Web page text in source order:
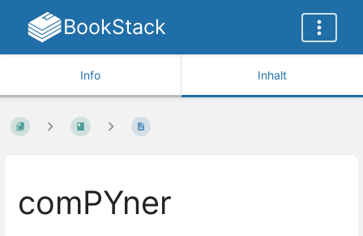
BookStack
Info Inhalt
comPYner